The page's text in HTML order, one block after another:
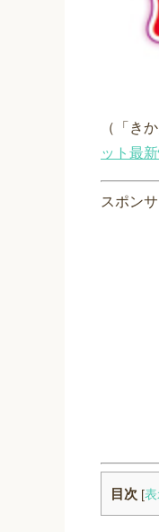
（「き
ット最
スポン
目次 [